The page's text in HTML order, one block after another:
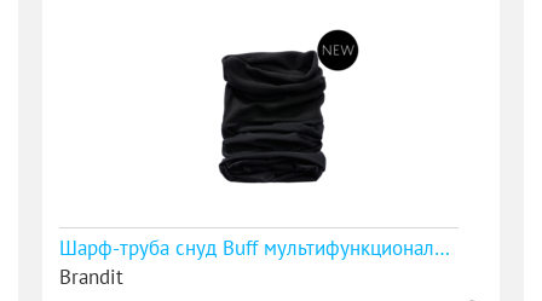
Шарф-труба снуд Buff мультифункциональный с флисом чёрный
Brandit